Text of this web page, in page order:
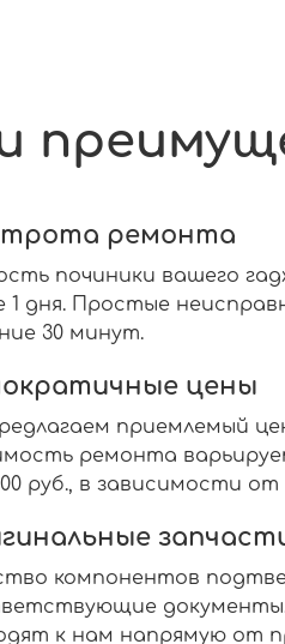
ремонта
починики вашего
1 дня. Простые
30 минут.
цены
приемлемый
ремонта
руб., в зависимости
компонентов
к нам напрямую от